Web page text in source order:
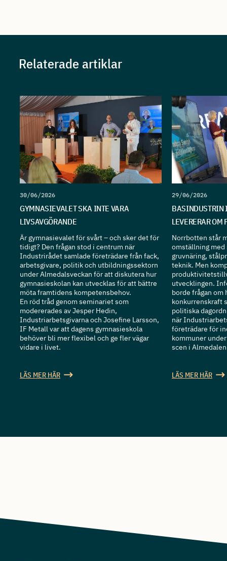
Relaterade artiklar
30/06/2026
GYMNASIEVALET SKA INTE VARA
LIVSAVGÖRANDE
Är gymnasievalet för svårt – och sker det för
tidigt? Den frågan stod i centrum när
Industrirådet samlade företrädare från fack,
arbetsgivare, politik och utbildningssektorn
under Almedalsveckan för att diskutera hur
gymnasieskolan kan utvecklas för att bättre
möta framtidens kompetensbehov.
En röd tråd genom seminariet som
modererades av Jesper Hedin,
Industriarbetsgivarna och Josefine Larsson,
IF Metall var att dagens gymnasieskola
behöver bli mer flexibel och ge fler vägar
vidare i livet.
LÄS MER HÄR
29/06/2026
BASINDUSTRIN
LEVERERAR
Norrbotten står
omställning
gruvnäring,
teknik. Men
utvecklingen.
borde frågan om
konkurrenskraft
politiska
när
företrädare för
kommuner
scen i
LÄS MER HÄR